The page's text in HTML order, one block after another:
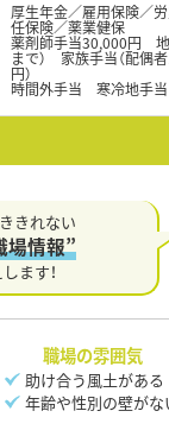
厚生年金／雇用保険／
任保険／薬業健保
薬剤師手当30,000円 地
まで） 家族手当（配偶
円）
時間外手当 寒冷地手
きれない
場情報”
ます！
職場の雰囲気
助け合う風土がある
年齢や性別の壁がな